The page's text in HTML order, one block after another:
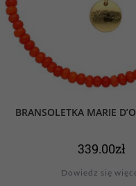
BRANSOLETKA MARIE
339.00zł
Dowiedz się